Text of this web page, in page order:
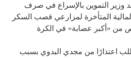
وزير التموين بالإسراع في صرف
المتأخرة لمزارعي قصب السكر
من «أكبر عصابة» في الكرة
اعتذارًا من مجدي البدوي بسبب